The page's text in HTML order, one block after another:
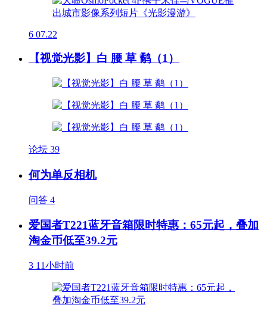
6 07.22
【视觉光影】白 腰 草 鹬（1）
论坛 39
何为单反相机
问答 4
爱国者T221蓝牙音箱限时特惠：65元起，叠加
淘金币低至39.2元
3 11小时前